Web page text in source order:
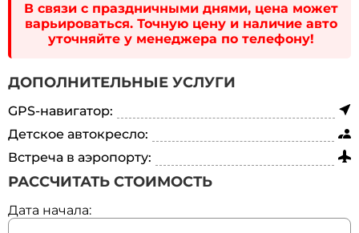
В связи с праздничными днями, цена может
варьироваться. Точную цену и наличие авто
уточняйте у менеджера по телефону!
ДОПОЛНИТЕЛЬНЫЕ УСЛУГИ
GPS-навигатор:
Детское автокресло:
Встреча в аэропорту:
РАССЧИТАТЬ СТОИМОСТЬ
Дата начала: